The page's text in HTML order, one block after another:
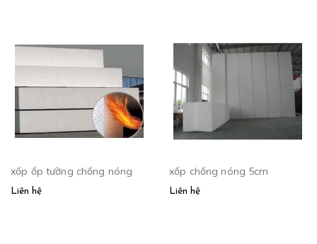
xốp ốp tường chống nóng
Liên hệ
xốp chống nóng 5cm
Liên hệ